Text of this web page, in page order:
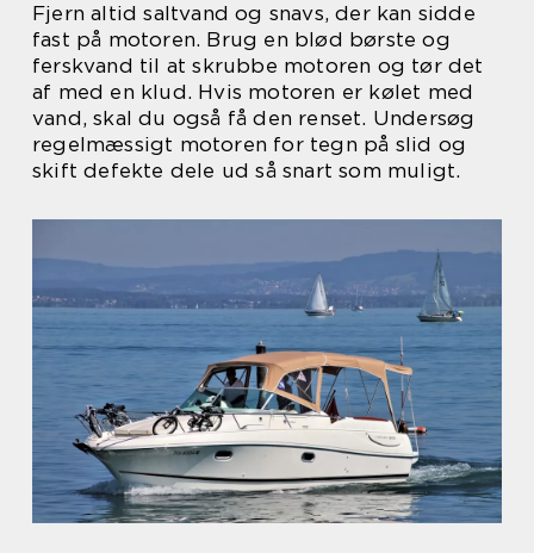
Fjern altid saltvand og snavs, der kan sidde
fast på motoren. Brug en blød børste og
ferskvand til at skrubbe motoren og tør det
af med en klud. Hvis motoren er kølet med
vand, skal du også få den renset. Undersøg
regelmæssigt motoren for tegn på slid og
skift defekte dele ud så snart som muligt.